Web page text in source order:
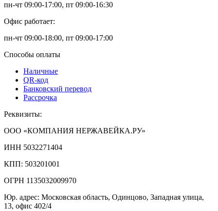
пн-чт 09:00-17:00, пт 09:00-16:30
Офис работает:
пн-чт 09:00-18:00, пт 09:00-17:00
Способы оплаты
Наличные
QR-код
Банковский перевод
Рассрочка
Реквизиты:
ООО «КОМПАНИЯ НЕРЖАВЕЙКА.РУ»
ИНН 5032271404
КПП: 503201001
ОГРН 1135032009970
Юр. адрес: Московская область, Одинцово, Западная улица,
13, офис 402/4